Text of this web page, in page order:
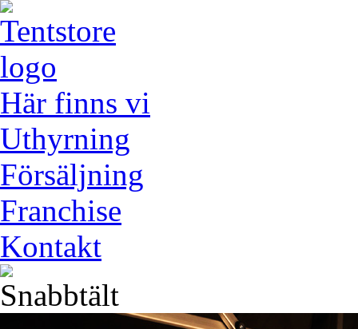
Här finns vi
Uthyrning
Försäljning
Franchise
Kontakt